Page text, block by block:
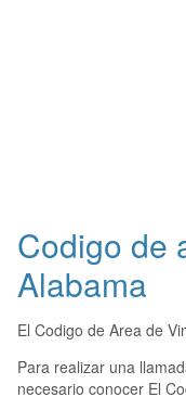
Codigo de
Alabama
El Codigo de Area de
Para realizar una
necesario conocer El